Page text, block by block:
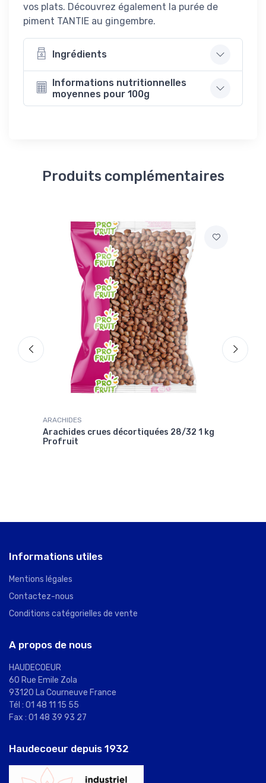
vos plats. Découvrez également la purée de
piment TANTIE au gingembre.
Ingrédients
Informations nutritionnelles
moyennes pour 100g
Produits complémentaires
ARACHIDES
Arachides crues décortiquées 28/32 1 kg
Profruit
Informations utiles
Mentions légales
Contactez-nous
Conditions catégorielles de vente
A propos de nous
HAUDECOEUR
60 Rue Emile Zola
93120 La Courneuve France
Tél : 01 48 11 15 55
Fax : 01 48 39 93 27
Haudecoeur depuis 1932